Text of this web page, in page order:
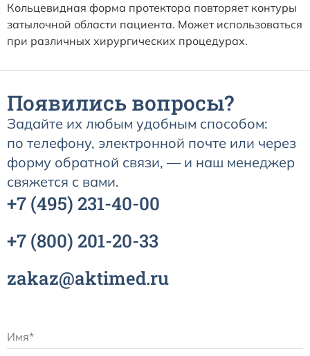
Кольцевидная форма протектора повторяет контуры
затылочной области пациента. Может использоваться
при различных хирургических процедурах.
Появились вопросы?
Задайте их любым удобным способом:
по телефону, электронной почте или через
форму обратной связи, — и наш менеджер
свяжется с вами.
+7 (495) 231-40-00
+7 (800) 201-20-33
zakaz@aktimed.ru